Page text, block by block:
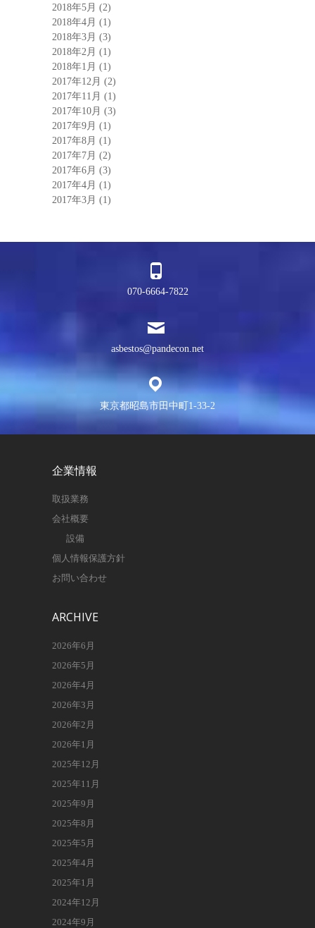
2018年5月 (2)
2018年4月 (1)
2018年3月 (3)
2018年2月 (1)
2018年1月 (1)
2017年12月 (2)
2017年11月 (1)
2017年10月 (3)
2017年9月 (1)
2017年8月 (1)
2017年7月 (2)
2017年6月 (3)
2017年4月 (1)
2017年3月 (1)
070-6664-7822
asbestos@pandecon.net
東京都昭島市田中町1-33-2
企業情報
取扱業務
会社概要
設備
個人情報保護方針
お問い合わせ
ARCHIVE
2026年6月
2026年5月
2026年4月
2026年3月
2026年2月
2026年1月
2025年12月
2025年11月
2025年9月
2025年8月
2025年5月
2025年4月
2025年1月
2024年12月
2024年9月